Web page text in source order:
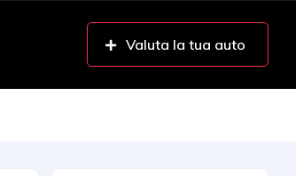
Valuta la tua auto